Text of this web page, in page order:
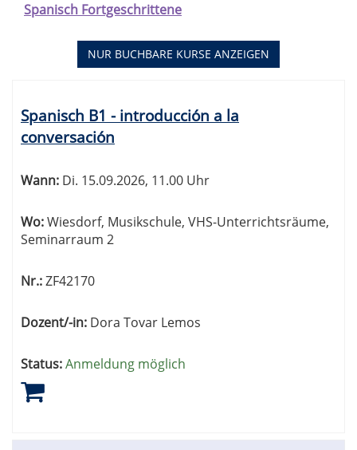
Spanisch Fortgeschrittene
NUR BUCHBARE KURSE ANZEIGEN
Tabellenüberschriften
können
sortiert
Spanisch B1 - introducción a la
conversación
Wann: Di. 15.09.2026, 11.00 Uhr
Wo:Wiesdorf, Musikschule, VHS-Unterrichtsräume,
Seminarraum 2
Nr.:ZF42170
Dozent/-in: Dora Tovar Lemos
Status:Anmeldung möglich